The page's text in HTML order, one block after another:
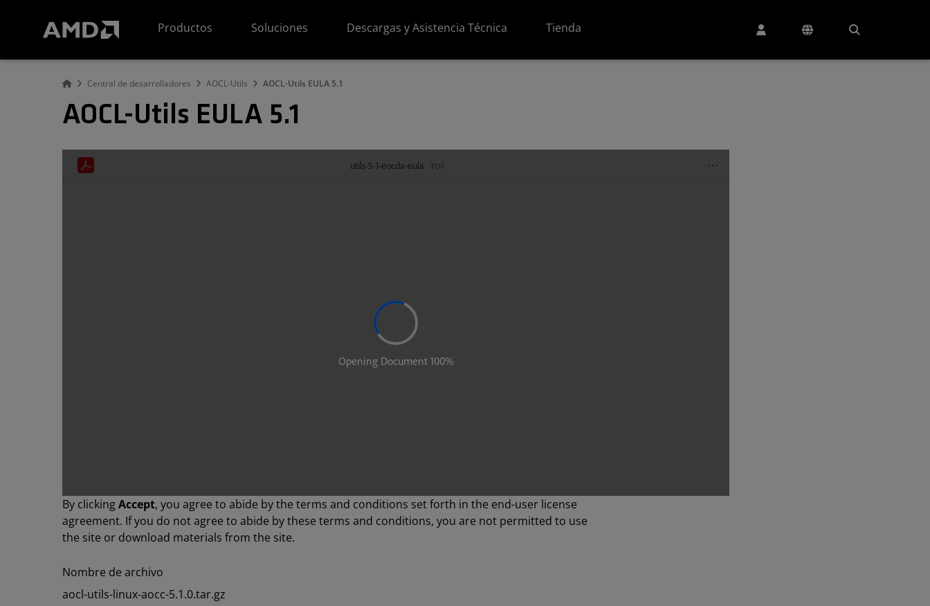
Productos
Soluciones Descargas y Asistencia Técnica Tienda
Central de desarrolladores AOCL-Utils AOCL-Utils EULA 5.1
AOCL-Utils EULA 5.1
By clickingAccept, you agree to abide by the terms and conditions set forth in the end-user license
agreement. If you do not agree to abide by these terms and conditions, you are not permitted to use
the site or download materials from the site.
Nombre de archivo
aocl-utils-linux-aocc-5.1.0.tar.gz